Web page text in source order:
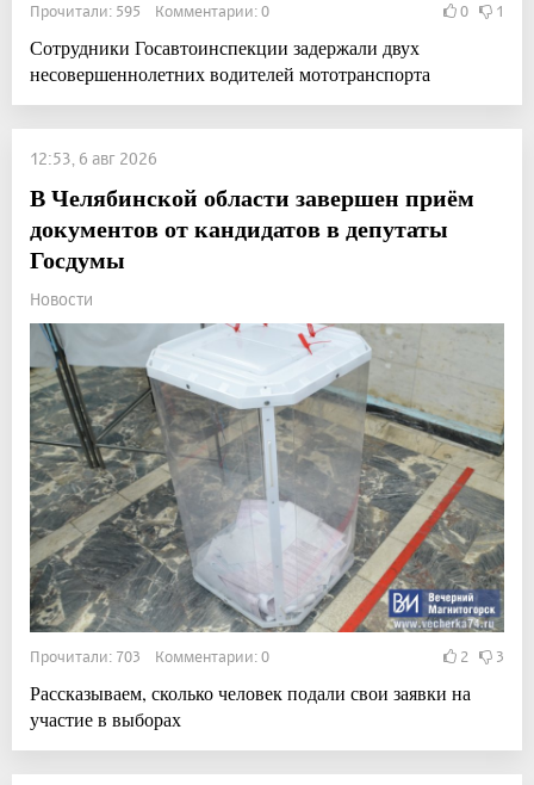
Прочитали: 595 Комментарии: 0 0 1
Сотрудники Госавтоинспекции задержали двух
несовершеннолетних водителей мототранспорта
12:53, 6 авг 2026
В Челябинской области завершен приём
документов от кандидатов в депутаты
Госдумы
Новости
Прочитали: 703 Комментарии: 0 2 3
Рассказываем, сколько человек подали свои заявки на
участие в выборах